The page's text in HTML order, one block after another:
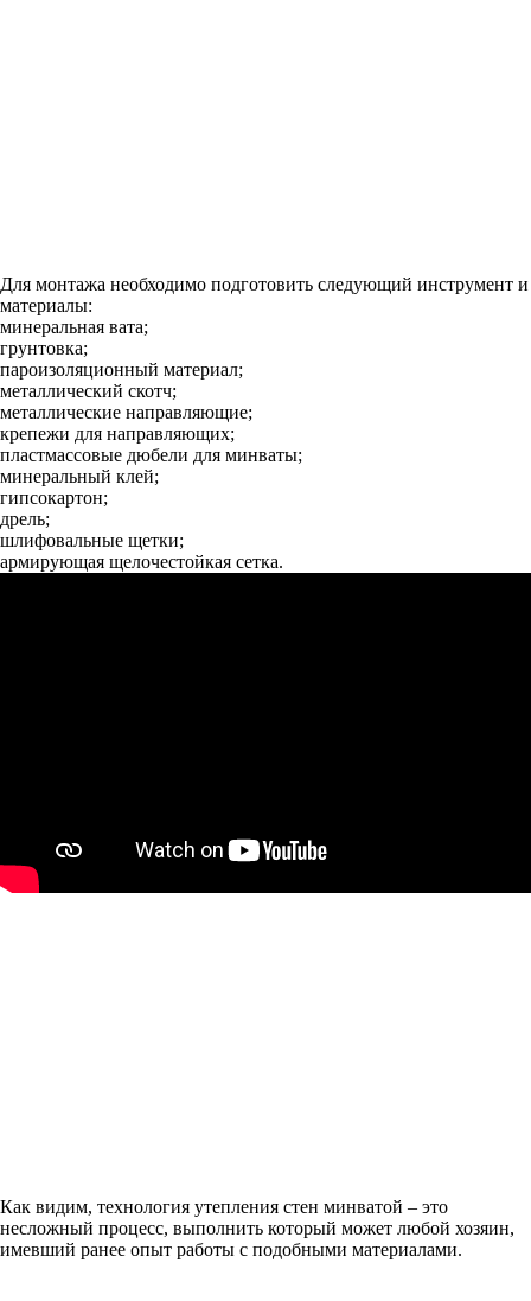
Для монтажа необходимо подготовить следующий инструмент и
материалы:
минеральная вата;
грунтовка;
пароизоляционный материал;
металлический скотч;
металлические направляющие;
крепежи для направляющих;
пластмассовые дюбели для минваты;
минеральный клей;
гипсокартон;
дрель;
шлифовальные щетки;
армирующая щелочестойкая сетка.
Как видим, технология утепления стен минватой – это
несложный процесс, выполнить который может любой хозяин,
имевший ранее опыт работы с подобными материалами.